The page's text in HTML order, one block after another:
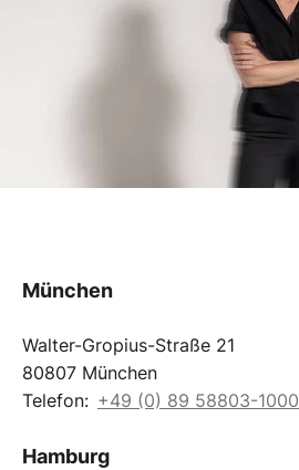
München
Walter-Gropius-Straße 21
80807 München
Telefon: +49 (0) 89 58803-1000
Hamburg